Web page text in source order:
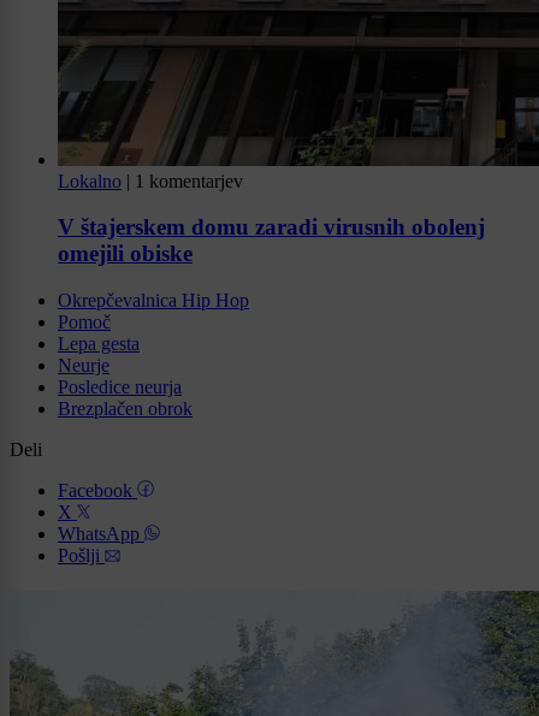
Lokalno | 1 komentarjev
V štajerskem domu zaradi virusnih obolenj
omejili obiske
Okrepčevalnica Hip Hop
Pomoč
Lepa gesta
Neurje
Posledice neurja
Brezplačen obrok
Deli
Facebook
X
WhatsApp
Pošlji